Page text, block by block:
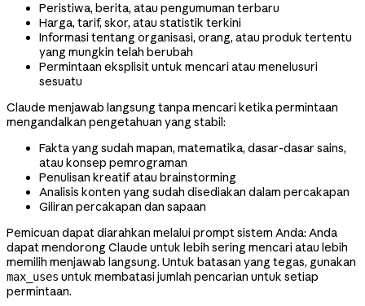
Peristiwa, berita, atau pengumuman terbaru
Harga, tarif, skor, atau statistik terkini
Informasi tentang organisasi, orang, atau produk tertentu
yang mungkin telah berubah
Permintaan eksplisit untuk mencari atau menelusuri
sesuatu
Claude menjawab langsung tanpa mencari ketika permintaan
mengandalkan pengetahuan yang stabil:
Fakta yang sudah mapan, matematika, dasar-dasar sains,
atau konsep pemrograman
Penulisan kreatif atau brainstorming
Analisis konten yang sudah disediakan dalam percakapan
Giliran percakapan dan sapaan
Pemicuan dapat diarahkan melalui prompt sistem Anda: Anda
dapat mendorong Claude untuk lebih sering mencari atau lebih
memilih menjawab langsung. Untuk batasan yang tegas, gunakan
max_uses untuk membatasi jumlah pencarian untuk setiap
permintaan.